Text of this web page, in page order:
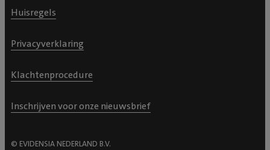
Huisregels
Privacyverklaring
Klachtenprocedure
Inschrijven voor onze nieuwsbrief
© EVIDENSIA NEDERLAND B.V.